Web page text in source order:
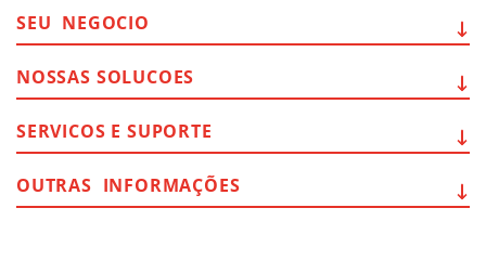
SEU NEGOCIO
NOSSAS SOLUCOES
SERVICOS E SUPORTE
OUTRAS INFORMAÇÕES